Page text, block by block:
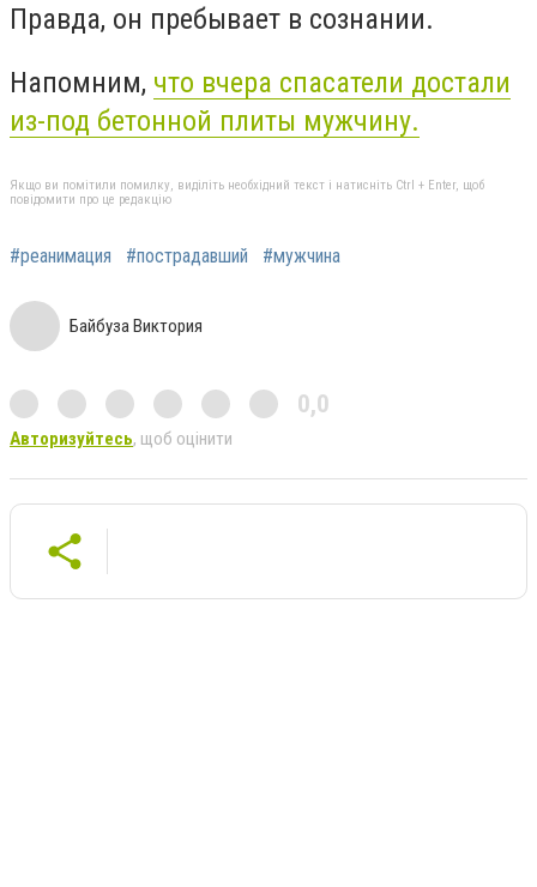
Правда, он пребывает в сознании.
Напомним, что вчера спасатели достали
из-под бетонной плиты мужчину.
Якщо ви помітили помилку, виділіть необхідний текст і натисніть Ctrl + Enter, щоб
повідомити про це редакцію
#реанимация #пострадавший #мужчина
Байбуза Виктория
0,0
Авторизуйтесь, щоб оцінити